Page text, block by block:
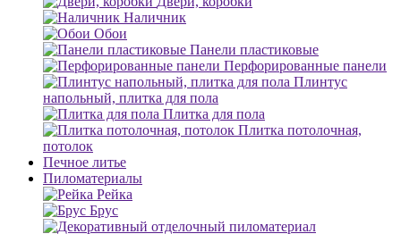
Наличник
Обои
Панели пластиковые
Перфорированные панели
Плинтус
напольный, плитка для пола
Плитка для пола
Плитка потолочная,
потолок
Печное литье
Пиломатериалы
Рейка
Брус